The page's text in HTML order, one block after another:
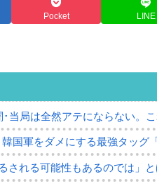
Pocket LINE
局は全然アテにならない。
国軍をダメにする最強タッグ
れる可能性もあるのでは」と